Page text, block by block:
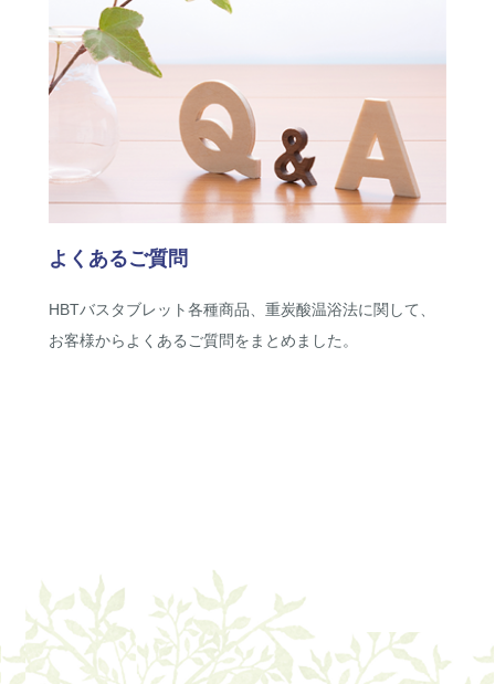
よくあるご質問
HBTバスタブレット各種商品、重炭酸温浴法に関して、
お客様からよくあるご質問をまとめました。